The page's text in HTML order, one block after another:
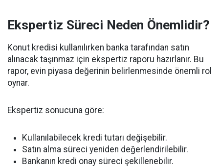
Ekspertiz Süreci Neden Önemlidir?
Konut kredisi kullanılırken banka tarafından satın
alınacak taşınmaz için ekspertiz raporu hazırlanır. Bu
rapor, evin piyasa değerinin belirlenmesinde önemli rol
oynar.
Ekspertiz sonucuna göre:
Kullanılabilecek kredi tutarı değişebilir.
Satın alma süreci yeniden değerlendirilebilir.
Bankanın kredi onay süreci şekillenebilir.